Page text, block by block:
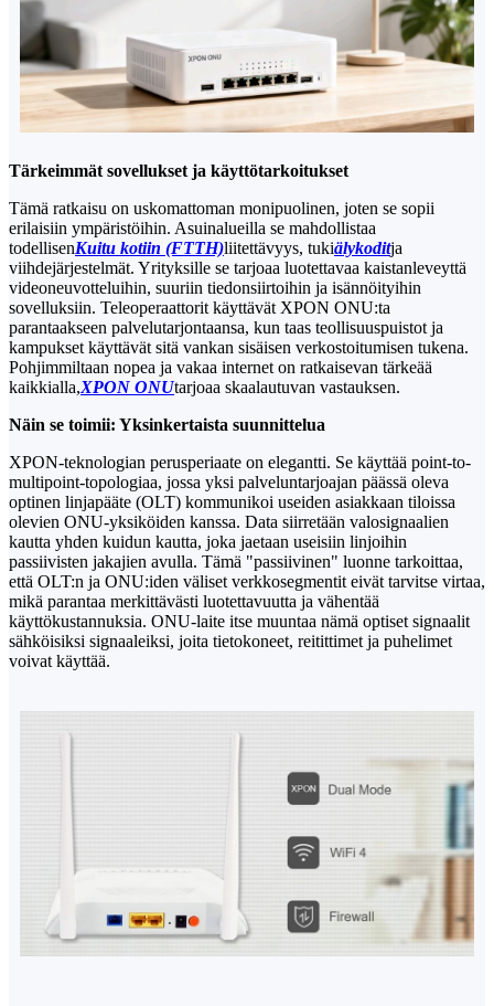
Tärkeimmät sovellukset ja käyttötarkoitukset
Tämä ratkaisu on uskomattoman monipuolinen, joten se sopii
erilaisiin ympäristöihin. Asuinalueilla se mahdollistaa
todellisenKuitu kotiin (FTTH)liitettävyys, tukiälykoditja
viihdejärjestelmät. Yrityksille se tarjoaa luotettavaa kaistanleveyttä
videoneuvotteluihin, suuriin tiedonsiirtoihin ja isännöityihin
sovelluksiin. Teleoperaattorit käyttävät XPON ONU:ta
parantaakseen palvelutarjontaansa, kun taas teollisuuspuistot ja
kampukset käyttävät sitä vankan sisäisen verkostoitumisen tukena.
Pohjimmiltaan nopea ja vakaa internet on ratkaisevan tärkeää
kaikkialla,XPON ONUtarjoaa skaalautuvan vastauksen.
Näin se toimii: Yksinkertaista suunnittelua
XPON-teknologian perusperiaate on elegantti. Se käyttää point-to-
multipoint-topologiaa, jossa yksi palveluntarjoajan päässä oleva
optinen linjapääte (OLT) kommunikoi useiden asiakkaan tiloissa
olevien ONU-yksiköiden kanssa. Data siirretään valosignaalien
kautta yhden kuidun kautta, joka jaetaan useisiin linjoihin
passiivisten jakajien avulla. Tämä "passiivinen" luonne tarkoittaa,
että OLT:n ja ONU:iden väliset verkkosegmentit eivät tarvitse virtaa,
mikä parantaa merkittävästi luotettavuutta ja vähentää
käyttökustannuksia. ONU-laite itse muuntaa nämä optiset signaalit
sähköisiksi signaaleiksi, joita tietokoneet, reitittimet ja puhelimet
voivat käyttää.